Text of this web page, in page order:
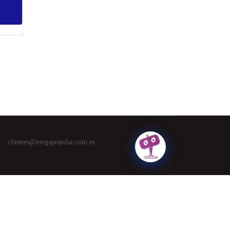
clientes@megapopular.com.ec